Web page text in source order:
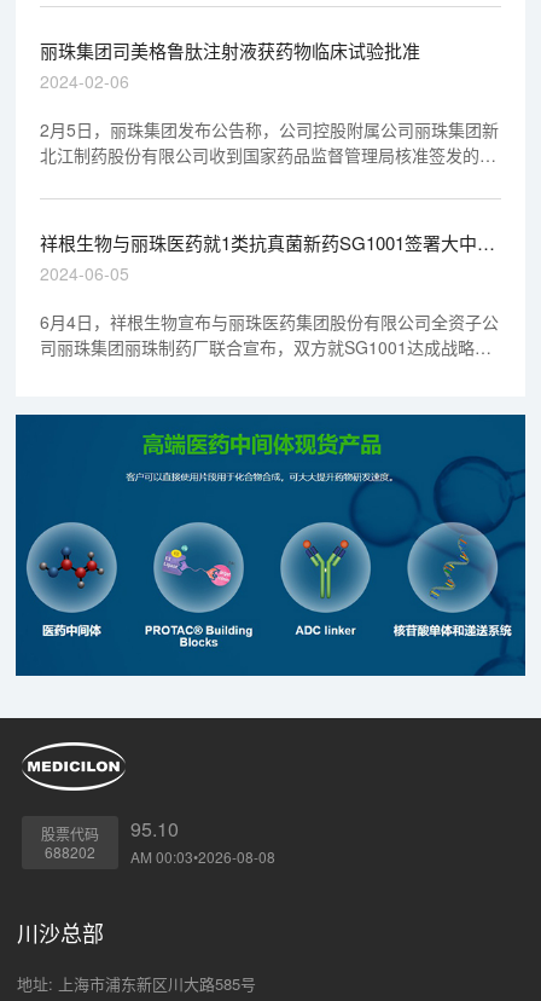
(批件号 2021L90001、2021L90002、2021L90003)。V-01适
应症为预防新型冠状病毒感染所致疾病。
丽珠集团司美格鲁肽注射液获药物临床试验批准
2024-02-06
2月5日，丽珠集团发布公告称，公司控股附属公司丽珠集团新
北江制药股份有限公司收到国家药品监督管理局核准签发的
类似药的技术要求开展体重管理适应症临床试验。
祥根生物与丽珠医药就1类抗真菌新药SG1001签署大中华
区许可协议
2024-06-05
6月4日，祥根生物宣布与丽珠医药集团股份有限公司全资子公
司丽珠集团丽珠制药厂联合宣布，双方就SG1001达成战略合
商业化权益，祥根生物将保留SG1001在合作区域外的研发、
生产及商业化的权益。
股票代码
688202
95.10
AM 00:03•2026-08-08
川沙总部
地址: 上海市浦东新区川大路585号